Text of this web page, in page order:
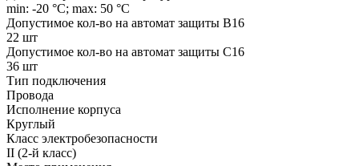
min: -20 °C; max: 50 °C
Допустимое кол-во на автомат защиты B16
22 шт
Допустимое кол-во на автомат защиты C16
36 шт
Тип подключения
Провода
Исполнение корпуса
Круглый
Класс электробезопасности
II (2-й класс)